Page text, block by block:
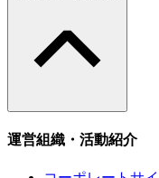
運営組織・活動紹介